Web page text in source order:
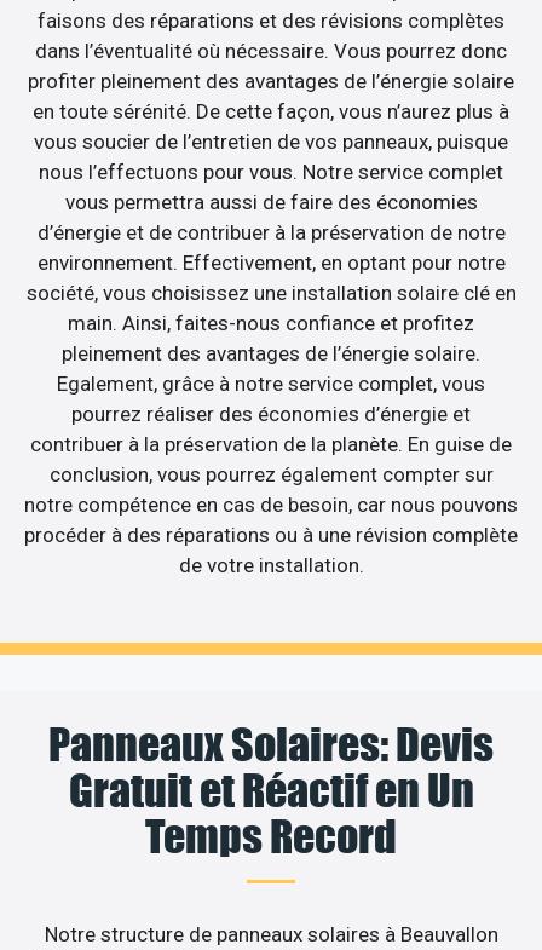
faisons des réparations et des révisions complètes
dans l’éventualité où nécessaire. Vous pourrez donc
profiter pleinement des avantages de l’énergie solaire
en toute sérénité. De cette façon, vous n’aurez plus à
vous soucier de l’entretien de vos panneaux, puisque
nous l’effectuons pour vous. Notre service complet
vous permettra aussi de faire des économies
d’énergie et de contribuer à la préservation de notre
environnement. Effectivement, en optant pour notre
société, vous choisissez une installation solaire clé en
main. Ainsi, faites-nous confiance et profitez
pleinement des avantages de l’énergie solaire.
Egalement, grâce à notre service complet, vous
pourrez réaliser des économies d’énergie et
contribuer à la préservation de la planète. En guise de
conclusion, vous pourrez également compter sur
notre compétence en cas de besoin, car nous pouvons
procéder à des réparations ou à une révision complète
de votre installation.
Panneaux Solaires: Devis
Gratuit et Réactif en Un
Temps Record
Notre structure de panneaux solaires à Beauvallon